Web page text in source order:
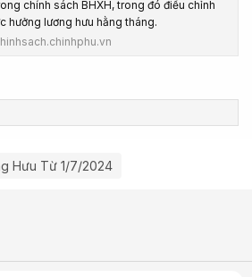
chính sách BHXH, trong đó điều chỉnh
hưởng lương hưu hằng tháng.
Hưu Từ 1/7/2024